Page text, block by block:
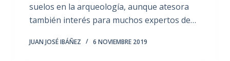
suelos en la arqueología, aunque atesora
también interés para muchos expertos de…
JUAN JOSÉ IBÁÑEZ 6 NOVIEMBRE 2019